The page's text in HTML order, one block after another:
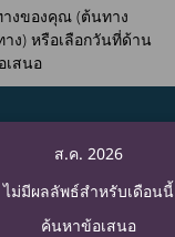
างของคุณ (ต้นทาง
ง) หรือเลือกวันที่ด้าน
เสนอ
ส.ค. 2026
ไม่มีผลลัพธ์สำหรับเดือนนี้
ค้นหาข้อเสนอ